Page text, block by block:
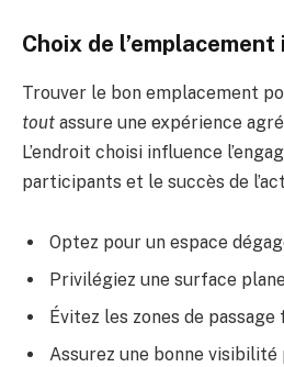
Choix de l’emplacement
Trouver le bon emplacement
tout assure une expérience
L’endroit choisi influence
participants et le succès de
Optez pour un espace
Privilégiez une surface
Évitez les zones de
Assurez une bonne